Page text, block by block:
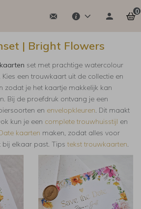
0
| Bright Flowers
set met prachtige watercolour
een trouwkaart uit de collectie en
zodat je het kaartje makkelijk kan
Bij de proefdruk ontvang je een
en envelopkleuren. Dit maakt
kun je een complete trouwhuisstijl en
kaarten maken, zodat alles voor
elkaar past. Tips tekst trouwkaarten.